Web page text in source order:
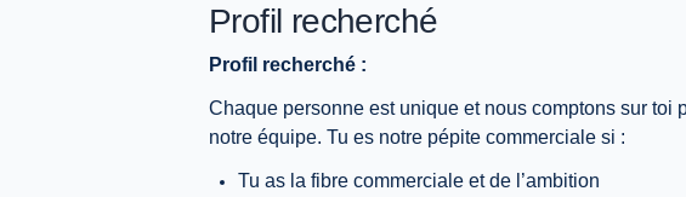
Profil recherché
Profil recherché :
Chaque personne est unique et nous comptons sur toi
notre équipe. Tu es notre pépite commerciale si :
Tu as la fibre commerciale et de l’ambition